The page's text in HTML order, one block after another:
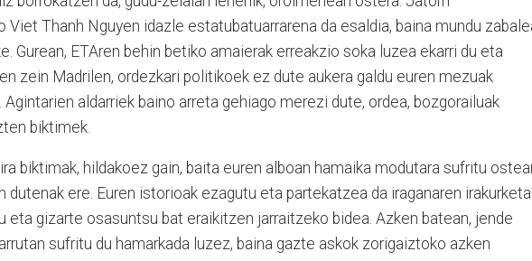
Viet Thanh Nguyen idazle estatubatuarrarena da esaldia, baina mundu
Gurean, ETAren behin betiko amaierak erreakzio soka luzea ekarri du eta
zein Madrilen, ordezkari politikoek ez dute aukera galdu euren mezuak
aldarriek baino arreta gehiago merezi dute, ordea, bozgorailuak
biktimek.
biktimak, hildakoez gain, baita euren alboan hamaika modutara sufritu
dutenak ere. Euren istorioak ezagutu eta partekatzea da iraganaren irakurketa
eta gizarte osasuntsu bat eraikitzen jarraitzeko bidea. Azken batean, jende
sufritu du hamarkada luzez, baina gazte askok zorigaiztoko azken